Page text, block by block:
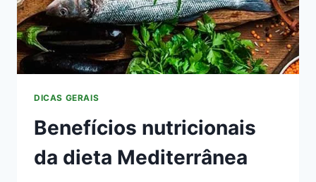
DICAS GERAIS
Benefícios nutricionais
da dieta Mediterrânea